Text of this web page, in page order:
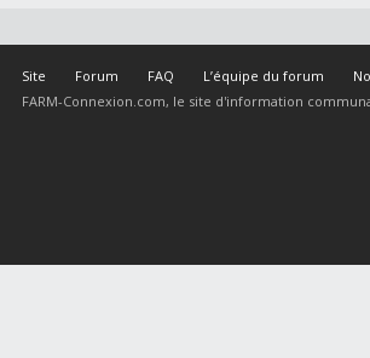
Site Forum FAQ L’équipe du forum
FARM-Connexion.com, le site d'information